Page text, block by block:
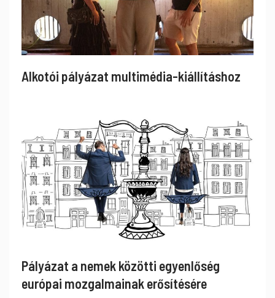
Alkotói pályázat multimédia-kiállításhoz
Pályázat a nemek közötti egyenlőség
európai mozgalmainak erősítésére